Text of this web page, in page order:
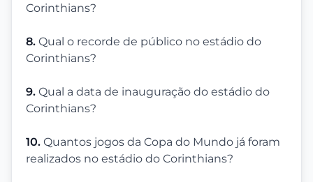
Corinthians?
8. Qual o recorde de público no estádio do
Corinthians?
9. Qual a data de inauguração do estádio do
Corinthians?
10. Quantos jogos da Copa do Mundo já foram
realizados no estádio do Corinthians?